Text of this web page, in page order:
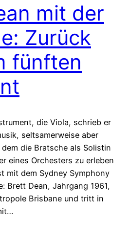
mit der
Zurück
fünften
die Viola, schrieb er
seltsamerweise aber
die Bratsche als Solistin
eines Orchesters zu erleben
mit dem Sydney Symphony
Brett Dean, Jahrgang 1961,
Brisbane und tritt in